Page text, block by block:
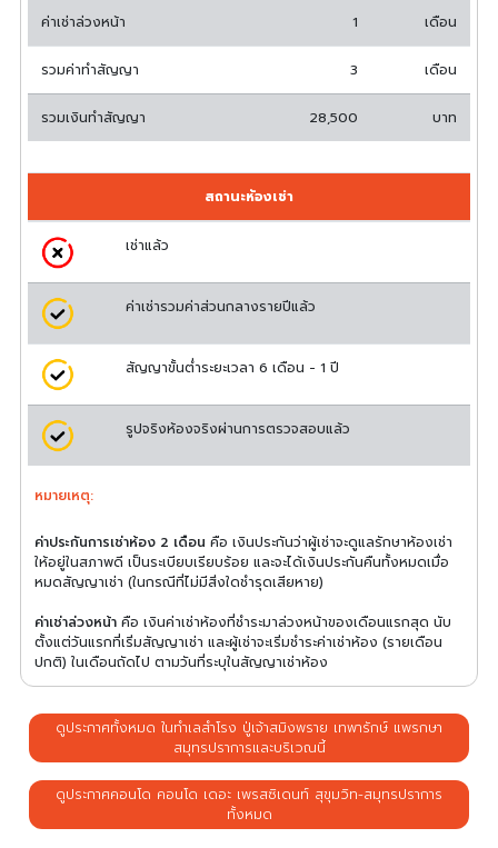
ค่าเช่าล่วงหน้า 1 เดือน
รวมค่าทำสัญญา 3 เดือน
รวมเงินทำสัญญา 28,500 บาท
สถานะห้องเช่า
เช่าแล้ว
ค่าเช่ารวมค่าส่วนกลางรายปีแล้ว
สัญญาขั้นต่ำระยะเวลา 6 เดือน - 1 ปี
รูปจริงห้องจริงผ่านการตรวจสอบแล้ว
หมายเหตุ:
ค่าประกันการเช่าห้อง 2 เดือน คือ เงินประกันว่าผู้เช่าจะดูแลรักษาห้องเช่า
ให้อยู่ในสภาพดี เป็นระเบียบเรียบร้อย และจะได้เงินประกันคืนทั้งหมดเมื่อ
หมดสัญญาเช่า (ในกรณีที่ไม่มีสิ่งใดชำรุดเสียหาย)
ค่าเช่าล่วงหน้า คือ เงินค่าเช่าห้องที่ชำระมาล่วงหน้าของเดือนแรกสุด นับ
ตั้งแต่วันแรกที่เริ่มสัญญาเช่า และผู้เช่าจะเริ่มชำระค่าเช่าห้อง (รายเดือน
ปกติ) ในเดือนถัดไป ตามวันที่ระบุในสัญญาเช่าห้อง
ดูประกาศทั้งหมด ในทำเลสำโรง ปู่เจ้าสมิงพราย เทพารักษ์ แพรกษา
สมุทรปราการและบริเวณนี้
ดูประกาศคอนโด คอนโด เดอะ เพรสซิเดนท์ สุขุมวิท-สมุทรปราการ
ทั้งหมด